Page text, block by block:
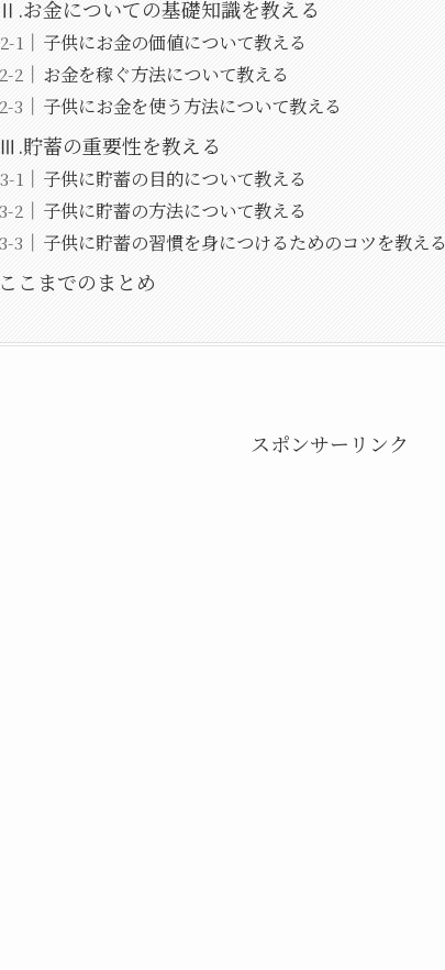
Ⅱ.お金についての基礎知識を教える
子供にお金の価値について教える
お金を稼ぐ方法について教える
子供にお金を使う方法について教える
Ⅲ.貯蓄の重要性を教える
子供に貯蓄の目的について教える
子供に貯蓄の方法について教える
子供に貯蓄の習慣を身につけるためのコツを教える
ここまでのまとめ
スポンサーリンク